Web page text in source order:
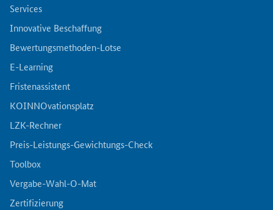
Services
Innovative Beschaffung
Bewertungsmethoden-Lotse
E-Learning
Fristenassistent
KOINNOvationsplatz
LZK-Rechner
Preis-Leistungs-Gewichtungs-Check
Toolbox
Vergabe-Wahl-O-Mat
Zertifizierung